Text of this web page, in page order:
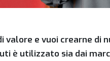
valore e vuoi crearne di
è utilizzato sia dai